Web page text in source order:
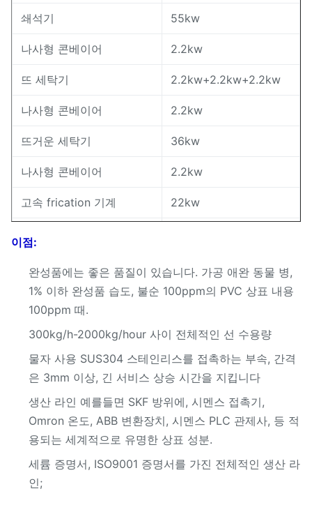
쇄석기 55kw
나사형 콘베이어 2.2kw
뜨 세탁기 2.2kw+2.2kw+2.2kw
나사형 콘베이어 2.2kw
뜨거운 세탁기 36kw
나사형 콘베이어 2.2kw
고속 frication 기계 22kw
나사형 콘베이어 2.2kw
건조계 36kw+7kw
지그재그 공기 분류 체계 11kw
저장 호퍼
통제 장
이점:
완성품에는 좋은 품질이 있습니다. 가공 애완 동물 병,
1% 이하 완성품 습도, 불순 100ppm의 PVC 상표 내용
100ppm 때.
300kg/h-2000kg/hour 사이 전체적인 선 수용량
물자 사용 SUS304 스테인리스를 접촉하는 부속, 간격
은 3mm 이상, 긴 서비스 상승 시간을 지킵니다
생산 라인 예를들면 SKF 방위에, 시멘스 접촉기,
Omron 온도, ABB 변환장치, 시멘스 PLC 관제사, 등 적
용되는 세계적으로 유명한 상표 성분.
세륨 증명서, ISO9001 증명서를 가진 전체적인 생산 라
인;